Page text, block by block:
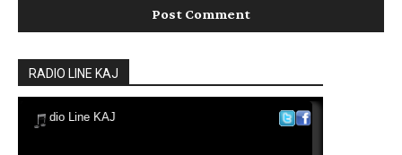
RADIO LINE KAJ